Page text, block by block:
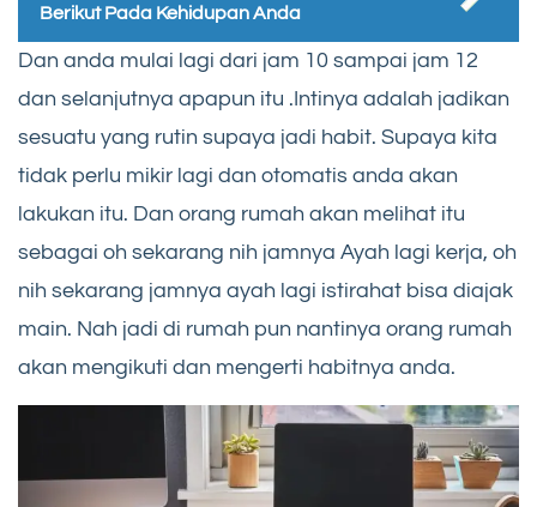
Berikut Pada Kehidupan Anda
Dan anda mulai lagi dari jam 10 sampai jam 12
dan selanjutnya apapun itu .Intinya adalah jadikan
sesuatu yang rutin supaya jadi habit. Supaya kita
tidak perlu mikir lagi dan otomatis anda akan
lakukan itu. Dan orang rumah akan melihat itu
sebagai oh sekarang nih jamnya Ayah lagi kerja, oh
nih sekarang jamnya ayah lagi istirahat bisa diajak
main. Nah jadi di rumah pun nantinya orang rumah
akan mengikuti dan mengerti habitnya anda.